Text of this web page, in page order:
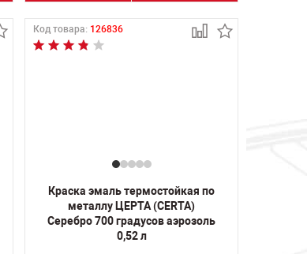
Код товара: 126836
Краска эмаль термостойкая по
металлу ЦЕРТА (CERTA)
Серебро 700 градусов аэрозоль
0,52 л